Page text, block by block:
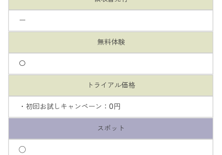
ー
無料体験
〇
トライアル価格
・初回お試しキャンペーン：0円
スポット
◯